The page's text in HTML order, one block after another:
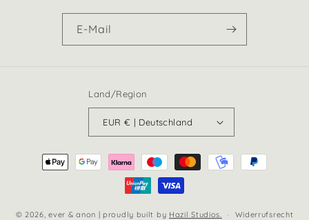
E-Mail
Land/Region
EUR € | Deutschland
Zahlungsmethoden
© 2026,ever & anon | proudly built by Hazil Studios. Widerrufsrecht